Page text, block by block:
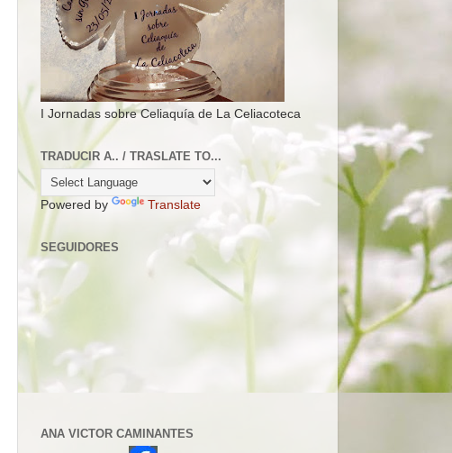
I Jornadas sobre Celiaquía de La Celiacoteca
TRADUCIR A.. / TRASLATE TO...
Powered by Translate
SEGUIDORES
ANA VICTOR CAMINANTES